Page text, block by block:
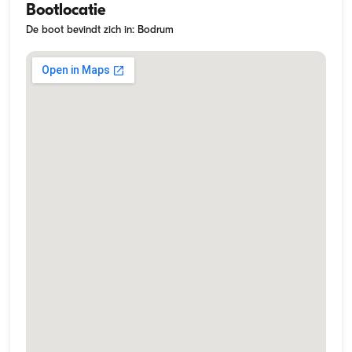
Bootlocatie
De boot bevindt zich in: Bodrum